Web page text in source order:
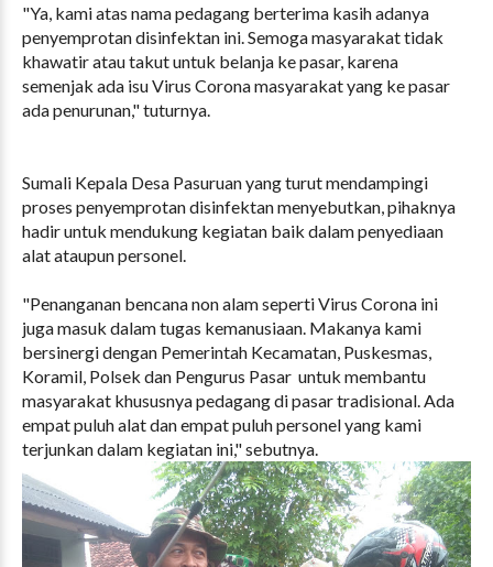
"Ya, kami atas nama pedagang berterima kasih adanya
penyemprotan disinfektan ini. Semoga masyarakat tidak
khawatir atau takut untuk belanja ke pasar, karena
semenjak ada isu Virus Corona masyarakat yang ke pasar
ada penurunan," tuturnya.
Sumali Kepala Desa Pasuruan yang turut mendampingi
proses penyemprotan disinfektan menyebutkan, pihaknya
hadir untuk mendukung kegiatan baik dalam penyediaan
alat ataupun personel.
"Penanganan bencana non alam seperti Virus Corona ini
juga masuk dalam tugas kemanusiaan. Makanya kami
bersinergi dengan Pemerintah Kecamatan, Puskesmas,
Koramil, Polsek dan Pengurus Pasar untuk membantu
masyarakat khususnya pedagang di pasar tradisional. Ada
empat puluh alat dan empat puluh personel yang kami
terjunkan dalam kegiatan ini," sebutnya.